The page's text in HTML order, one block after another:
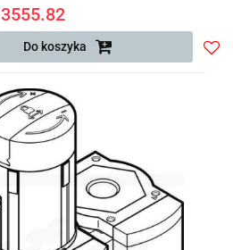
3555.82
Do koszyka